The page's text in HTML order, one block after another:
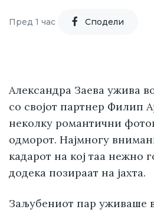
Пред 1 час Cподели
Александра Заева ужива
со својот партнер Филип
неколку романтични
одморот. Најмногу
кадарот на кој таа нежно
додека позираат на јахта.
Заљубениот пар уживаше